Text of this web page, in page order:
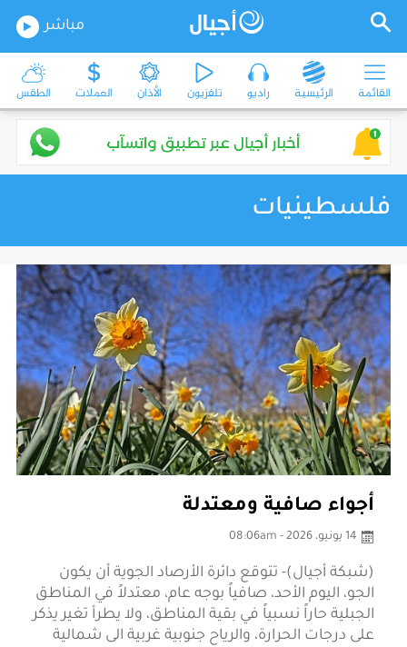
مباشر
القائمة الرئيسية راديو تلفزيون الأذان العملات الطقس
فلسطينيات
أجواء صافية ومعتدلة
14 يونيو، 2026 - 08:06am
(شبكة أجيال)- تتوقع دائرة الأرصاد الجوية أن يكون
الجو، اليوم الأحد، صافياً بوجه عام، معتدلاً في المناطق
الجبلية حاراً نسبياً في بقية المناطق، ولا يطرأ تغير يذكر
على درجات الحرارة، والرياح جنوبية غربية الى شمالية